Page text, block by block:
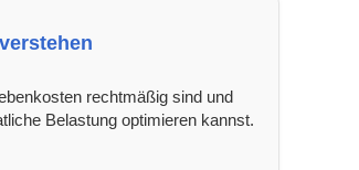
rechtmäßig sind und
Belastung optimieren kannst.